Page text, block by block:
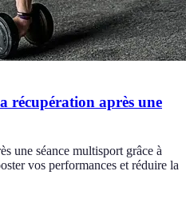
récupération après une
une séance multisport grâce à
vos performances et réduire la